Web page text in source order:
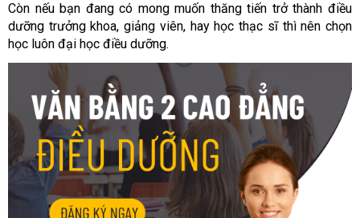
Còn nếu bạn đang có mong muốn thăng tiến trở thành điều
dưỡng trưởng khoa, giảng viên, hay học thạc sĩ thì nên chọn
học luôn đại học điều dưỡng.